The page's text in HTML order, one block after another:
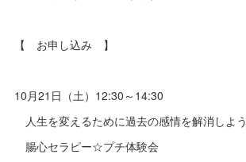
【 お申し込み 】
10月21日（土）12:30～14:30
人生を変えるために過去の感情を解消しよう
腸心セラピー☆プチ体験会